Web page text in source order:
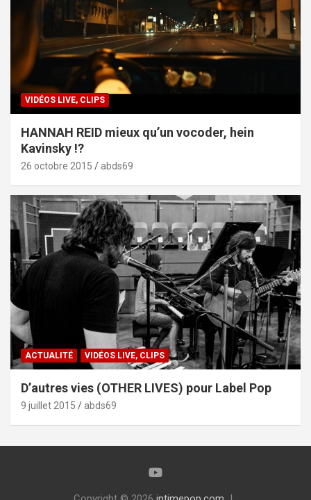
VIDÉOS LIVE, CLIPS
HANNAH REID mieux qu’un vocoder, hein
Kavinsky !?
26 octobre 2015 abds69
ACTUALITÉ VIDÉOS LIVE, CLIPS
D’autres vies (OTHER LIVES) pour Label Pop
9 juillet 2015 abds69